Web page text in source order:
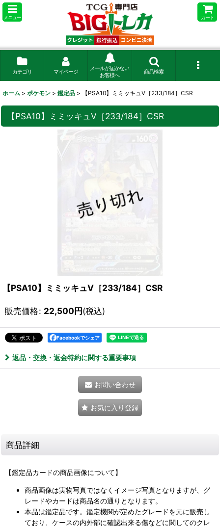
メニュー カート
カテゴリ マイページ
メールが届かない
お客様へ
商品検索
ホーム > ポケモン > 鑑定品 > 【PSA10】ミミッキュV［233/184］CSR
【PSA10】ミミッキュV［233/184］CSR
【PSA10】ミミッキュV［233/184］CSR
販売価格: 22,500円(税込)
Facebookでシェア
返品・交換・返金特約に関する重要事項
お問い合わせ
お気に入り登録
商品詳細
【鑑定品カードの商品画像について】
商品画像は実物写真ではなくイメージ写真となりますが、グ
レードやカードは商品名の通りとなります。
本品は鑑定品です。鑑定機関が定めたグレードを元に販売し
ており、ケースの内外部に確認出来る傷などに関してのクレ